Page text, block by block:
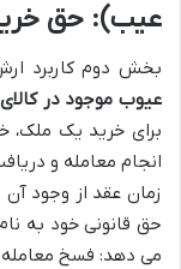
عیب): حق
بخش دوم کاربرد
عیوب موجود در
برای خرید یک ملک،
انجام معامله و
زمان عقد از وجود
حق قانونی خود به
می دهد: فسخ معامله